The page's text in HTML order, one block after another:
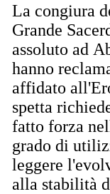
La congiura
Grande
assoluto ad
hanno
affidato
spetta
fatto forza
grado di
leggere
alla stabilità